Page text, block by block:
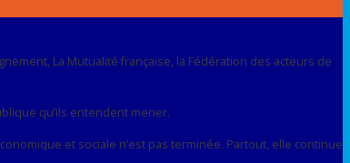
La Mutualité française, la Fédération des acteurs de
qu’ils entendent mener.
et sociale n’est pas terminée. Partout, elle continue